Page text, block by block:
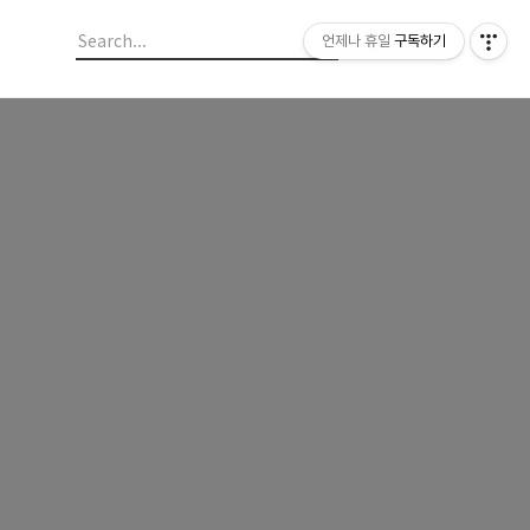
언제나 휴일 구독하기